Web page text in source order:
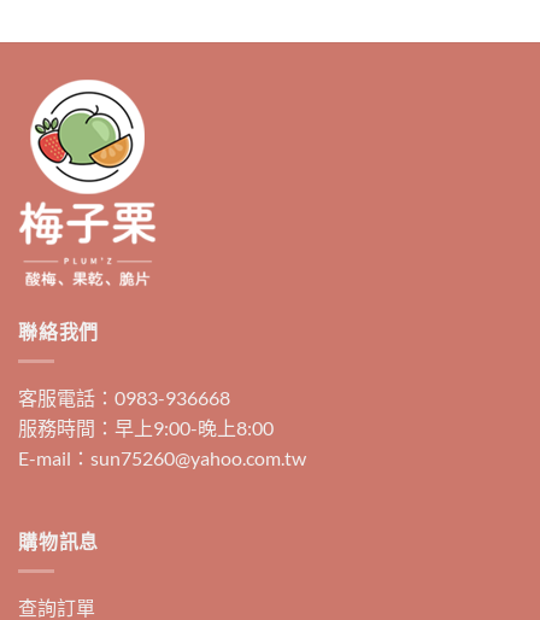
種
可
在
品
頁
選
種
聯絡我們
客服電話：0983-936668
服務時間：早上9:00-晚上8:00
E-mail：sun75260@yahoo.com.tw
購物訊息
查詢訂單